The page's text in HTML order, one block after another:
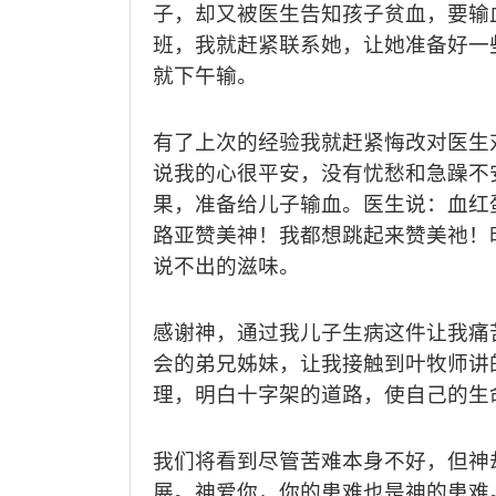
子，却又被医生告知孩子贫血，要
班，我就赶紧联系她，让她准备好
就下午输。
有了上次的经验我就赶紧悔改对医
说我的心很平安，没有忧愁和急躁
果，准备给儿子输血。医生说：血
路亚赞美神！我都想跳起来赞美祂
说不出的滋味。
感谢神，通过我儿子生病这件让我
会的弟兄姊妹，让我接触到叶牧师
理，明白十字架的道路，使自己的
我们将看到尽管苦难本身不好，但